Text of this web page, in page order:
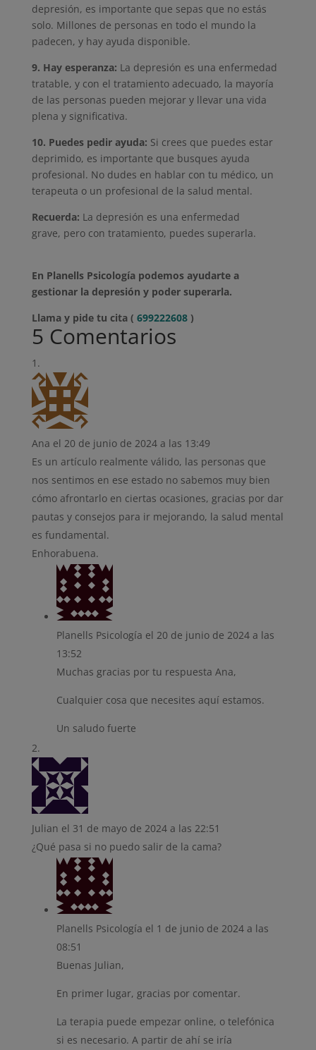
depresión, es importante que sepas que no estás
solo. Millones de personas en todo el mundo la
padecen, y hay ayuda disponible.
9. Hay esperanza: La depresión es una enfermedad
tratable, y con el tratamiento adecuado, la mayoría
de las personas pueden mejorar y llevar una vida
plena y significativa.
10. Puedes pedir ayuda: Si crees que puedes estar
deprimido, es importante que busques ayuda
profesional. No dudes en hablar con tu médico, un
terapeuta o un profesional de la salud mental.
Recuerda: La depresión es una enfermedad
grave, pero con tratamiento, puedes superarla.
En Planells Psicología podemos ayudarte a
gestionar la depresión y poder superarla.
Llama y pide tu cita ( 699222608)
5 Comentarios
Ana el 20 de junio de 2024 a las 13:49
Es un artículo realmente válido, las personas que
nos sentimos en ese estado no sabemos muy bien
cómo afrontarlo en ciertas ocasiones, gracias por dar
pautas y consejos para ir mejorando, la salud mental
es fundamental.
Enhorabuena.
Planells Psicología el 20 de junio de 2024 a las
13:52
Muchas gracias por tu respuesta Ana,
Cualquier cosa que necesites aquí estamos.
Un saludo fuerte
Julian el 31 de mayo de 2024 a las 22:51
¿Qué pasa si no puedo salir de la cama?
Planells Psicología el 1 de junio de 2024 a las
08:51
Buenas Julian,
En primer lugar, gracias por comentar.
La terapia puede empezar online, o telefónica
si es necesario. A partir de ahí se iría